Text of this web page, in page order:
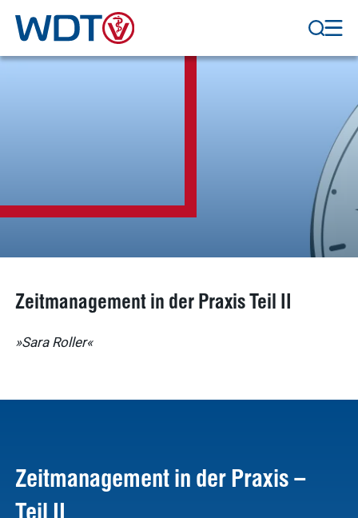
Zeitmanagement in der Praxis Teil II
»Sara Roller«
Zeitmanagement in der Praxis –